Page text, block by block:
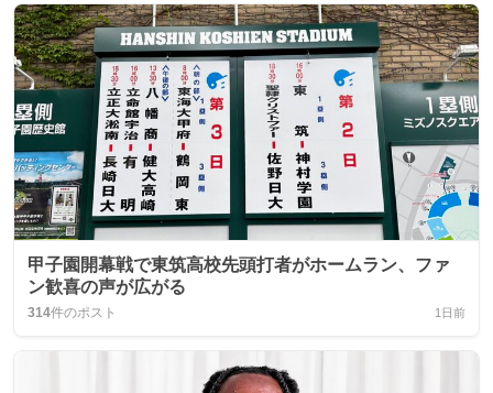
甲子園開幕戦で東筑高校先頭打者がホームラン、ファ
ン歓喜の声が広がる
314件のポスト 1日前